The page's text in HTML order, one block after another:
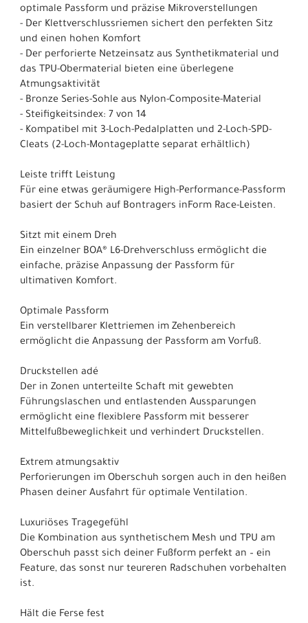
optimale Passform und präzise Mikroverstellungen
- Der Klettverschlussriemen sichert den perfekten Sitz
und einen hohen Komfort
- Der perforierte Netzeinsatz aus Synthetikmaterial und
das TPU-Obermaterial bieten eine überlegene
Atmungsaktivität
- Bronze Series-Sohle aus Nylon-Composite-Material
- Steifigkeitsindex: 7 von 14
- Kompatibel mit 3-Loch-Pedalplatten und 2-Loch-SPD-
Cleats (2-Loch-Montageplatte separat erhältlich)
Leiste trifft Leistung
Für eine etwas geräumigere High-Performance-Passform
basiert der Schuh auf Bontragers inForm Race-Leisten.
Sitzt mit einem Dreh
Ein einzelner BOA® L6-Drehverschluss ermöglicht die
einfache, präzise Anpassung der Passform für
ultimativen Komfort.
Optimale Passform
Ein verstellbarer Klettriemen im Zehenbereich
ermöglicht die Anpassung der Passform am Vorfuß.
Druckstellen adé
Der in Zonen unterteilte Schaft mit gewebten
Führungslaschen und entlastenden Aussparungen
ermöglicht eine flexiblere Passform mit besserer
Mittelfußbeweglichkeit und verhindert Druckstellen.
Extrem atmungsaktiv
Perforierungen im Oberschuh sorgen auch in den heißen
Phasen deiner Ausfahrt für optimale Ventilation.
Luxuriöses Tragegefühl
Die Kombination aus synthetischem Mesh und TPU am
Oberschuh passt sich deiner Fußform perfekt an – ein
Feature, das sonst nur teureren Radschuhen vorbehalten
ist.
Hält die Ferse fest